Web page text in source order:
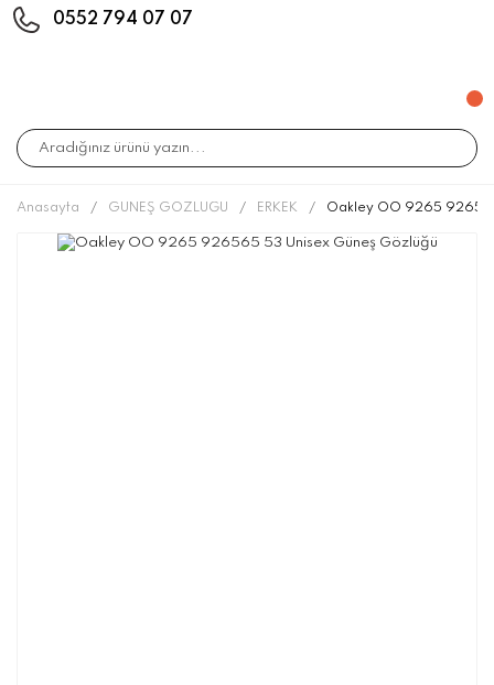
0552 794 07 07
Anasayfa GÜNEŞ GÖZLÜĞÜ ERKEK Oakley OO 9265